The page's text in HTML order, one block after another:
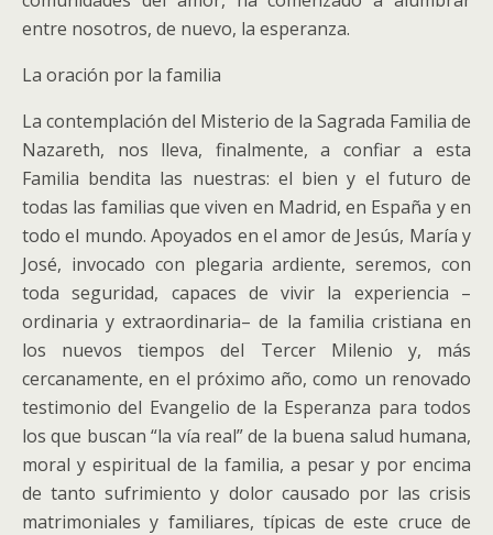
entre nosotros, de nuevo, la esperanza.
La oración por la familia
La contemplación del Misterio de la Sagrada Familia de
Nazareth, nos lleva, finalmente, a confiar a esta
Familia bendita las nuestras: el bien y el futuro de
todas las familias que viven en Madrid, en España y en
todo el mundo. Apoyados en el amor de Jesús, María y
José, invocado con plegaria ardiente, seremos, con
toda seguridad, capaces de vivir la experiencia –
ordinaria y extraordinaria– de la familia cristiana en
los nuevos tiempos del Tercer Milenio y, más
cercanamente, en el próximo año, como un renovado
testimonio del Evangelio de la Esperanza para todos
los que buscan “la vía real” de la buena salud humana,
moral y espiritual de la familia, a pesar y por encima
de tanto sufrimiento y dolor causado por las crisis
matrimoniales y familiares, típicas de este cruce de